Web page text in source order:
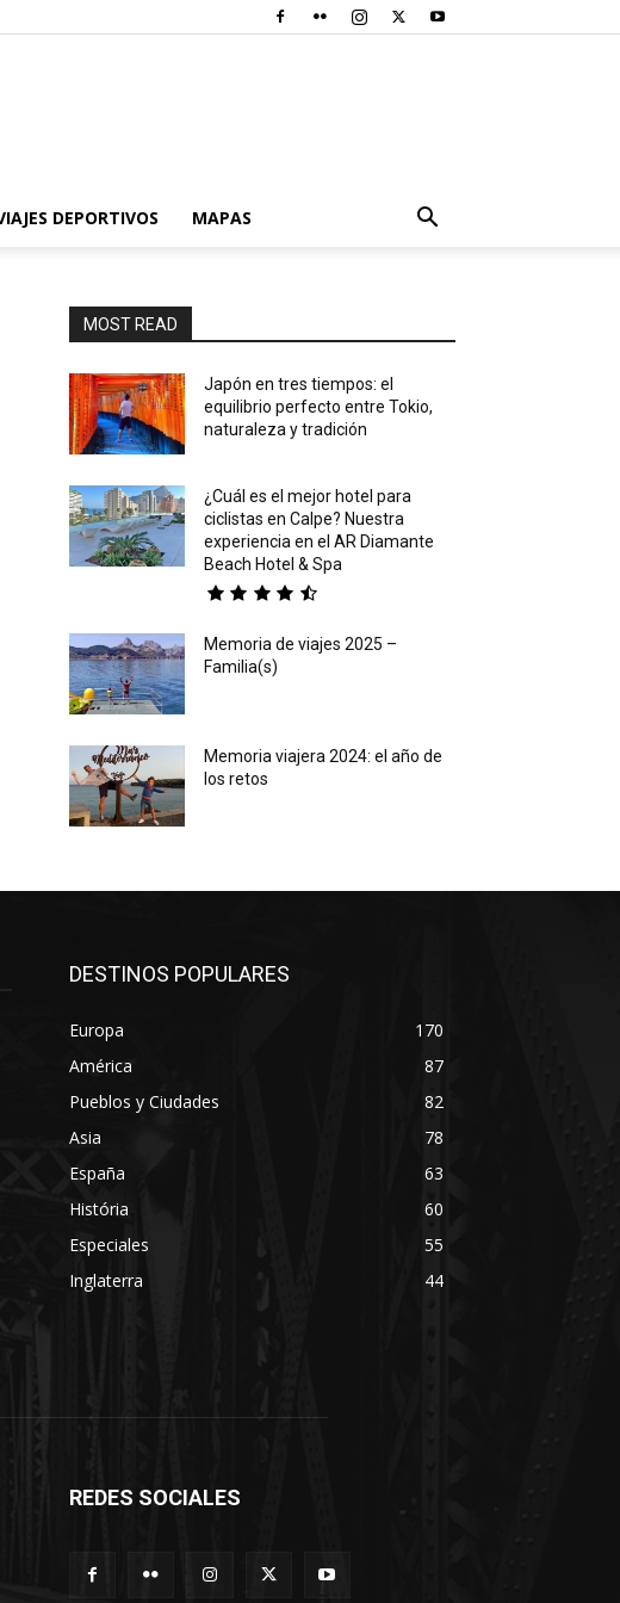
DEPORTIVOS MAPAS
MOST READ
Japón en tres tiempos: el
equilibrio perfecto entre Tokio,
naturaleza y tradición
¿Cuál es el mejor hotel para
ciclistas en Calpe? Nuestra
experiencia en el AR Diamante
Beach Hotel & Spa
Memoria de viajes 2025 –
Familia(s)
Memoria viajera 2024: el año de
los retos
DESTINOS POPULARES
Europa
170
América
87
Pueblos y Ciudades
82
Asia
78
España
63
História
60
Especiales
55
Inglaterra
44
REDES SOCIALES